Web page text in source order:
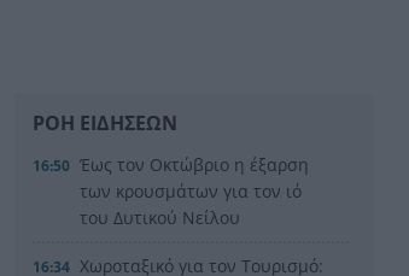
ΡΟΗ ΕΙΔΗΣΕΩΝ
16:50 Έως τον Οκτώβριο η έξαρση
των κρουσμάτων για τον ιό
του Δυτικού Νείλου
16:34 Χωροταξικό για τον Τουρισμό: